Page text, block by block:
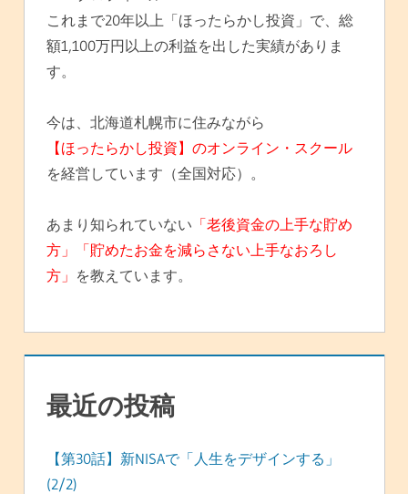
これまで20年以上「ほったらかし投資」で、総
額1,100万円以上の利益を出した実績がありま
す。
今は、北海道札幌市に住みながら
【ほったらかし投資】のオンライン・スクール
を経営しています（全国対応）。
あまり知られていない 「老後資金の上手な貯め
方」「貯めたお金を減らさない上手なおろし
方」 を教えています。
最近の投稿
【第30話】新NISAで「人生をデザインする」
(2/2)